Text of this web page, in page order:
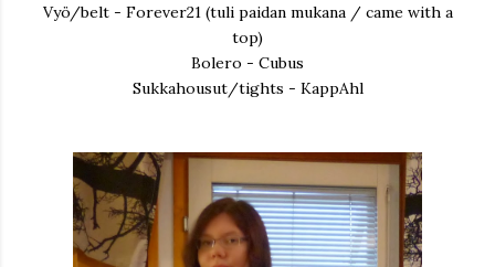
Vyö/belt - Forever21 (tuli paidan mukana / came with a
top)
Bolero - Cubus
Sukkahousut/tights - KappAhl